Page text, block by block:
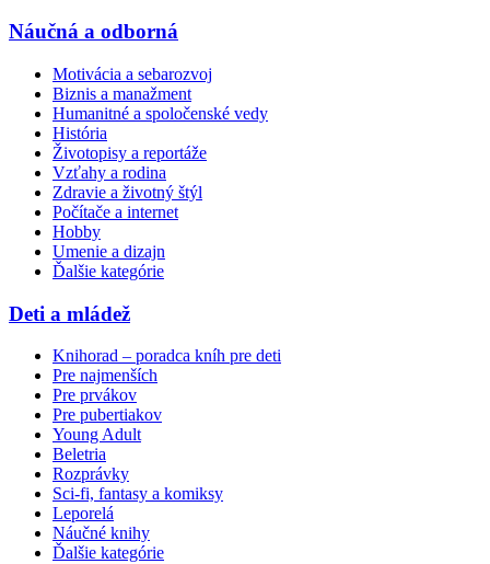
Náučná a odborná
Motivácia a sebarozvoj
Biznis a manažment
Humanitné a spoločenské vedy
História
Životopisy a reportáže
Vzťahy a rodina
Zdravie a životný štýl
Počítače a internet
Hobby
Umenie a dizajn
Ďalšie kategórie
Deti a mládež
Knihorad – poradca kníh pre deti
Pre najmenších
Pre prvákov
Pre pubertiakov
Young Adult
Beletria
Rozprávky
Sci-fi, fantasy a komiksy
Leporelá
Náučné knihy
Ďalšie kategórie